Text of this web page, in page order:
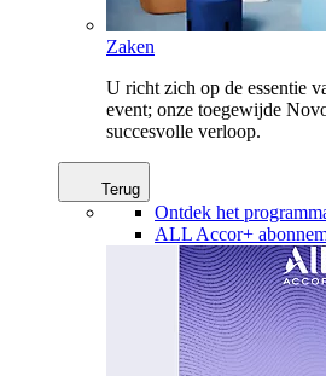
Zaken
U richt zich op de essentie
event; onze toegewijde
succesvolle verloop.
Terug
Ontdek het
ALL Accor+